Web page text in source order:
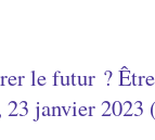
le futur ?
janvier 2023